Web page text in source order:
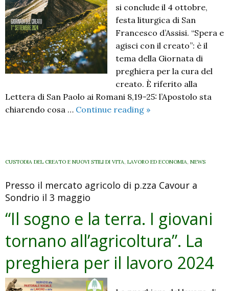
si conclude il 4 ottobre,
festa liturgica di San
Francesco d’Assisi. “Spera e
agisci con il creato”: è il
tema della Giornata di
preghiera per la cura del
creato. È riferito alla
Lettera di San Paolo ai Romani 8,19-25: l’Apostolo sta
chiarendo cosa … Continue reading Spera
il
»
CUSTODIA DEL CREATO E NUOVI STILI DI VITA, LAVORO ED ECONOMIA, NEWS
Presso il mercato agricolo di p.zza Cavour a
Sondrio il 3 maggio
“Il sogno e la terra. I giovani
tornano all’agricoltura”. La
preghiera per il lavoro 2024